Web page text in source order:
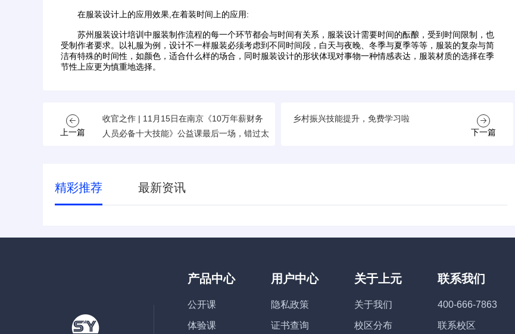
在服装设计上的应用效果,在着装时间上的应用:
苏州服装设计培训中服装制作流程的每一个环节都会与时间有关系，服装设计需要时间的酝酿，受到时间限制，也
受制作者要求。以礼服为例，设计不一样服装必须考虑到不同时间段，白天与夜晚、冬季与夏季等等，服装的复杂与简
洁有特殊的时间性，如颜色，适合什么样的场合，同时服装设计的形状体现对事物一种情感表达，服装材质的选择在季
节性上应更为慎重地选择。
上一篇
收官之作 | 11月15日在南京《10万年薪财务
人员必备十大技能》公益课最后一场，错过太
乡村振兴技能提升，免费学习啦
下一篇
精彩推荐 最新资讯
产品中心
公开课
体验课
用户中心
隐私政策
证书查询
关于上元
关于我们
校区分布
联系我们
400-666-7863
联系校区